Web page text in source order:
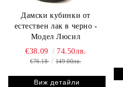
Дамски кубинки от
естествен лак в черно -
Модел Люсил
€38.09 74.50лв.
€76.18 149.00лв.
Виж детайли